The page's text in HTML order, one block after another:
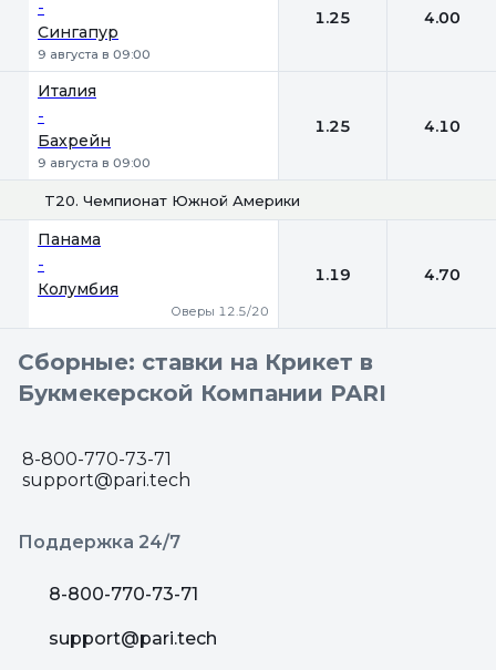
-
Сингапур
9 августа в 09:00
1.25 4.00
Италия
-
Бахрейн
9 августа в 09:00
1.25 4.10
T20. Чемпионат Южной Америки
Панама
-
Колумбия
Оверы 12.5/20
1.19 4.70
Сборные: ставки на Крикет в
Букмекерской Компании PARI
8-800-770-73-71
support@pari.tech
Поддержка 24/7
8-800-770-73-71
support@pari.tech